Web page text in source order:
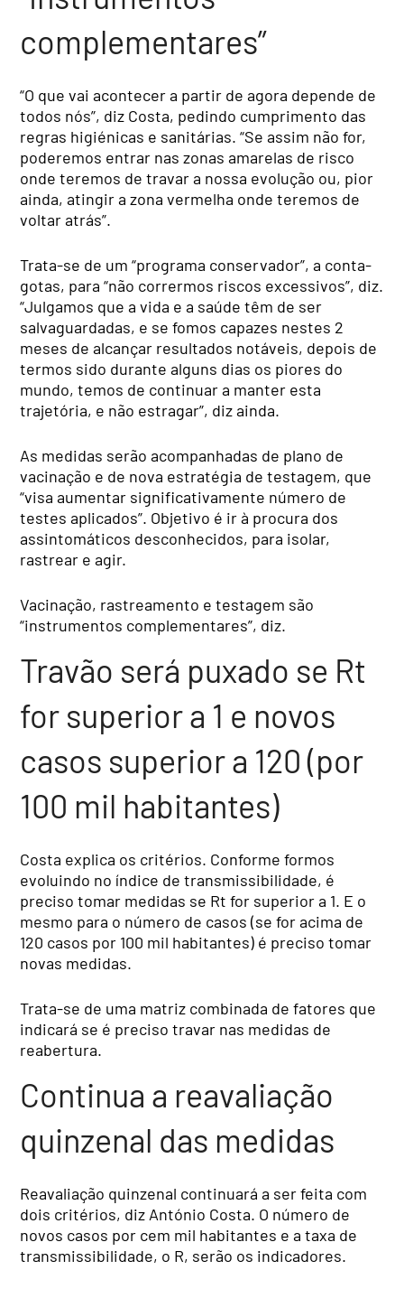
complementares”
“O que vai acontecer a partir de agora depende de
todos nós”, diz Costa, pedindo cumprimento das
regras higiénicas e sanitárias. “Se assim não for,
poderemos entrar nas zonas amarelas de risco
onde teremos de travar a nossa evolução ou, pior
ainda, atingir a zona vermelha onde teremos de
voltar atrás”.
Trata-se de um “programa conservador”, a conta-
gotas, para “não corrermos riscos excessivos”, diz.
“Julgamos que a vida e a saúde têm de ser
salvaguardadas, e se fomos capazes nestes 2
meses de alcançar resultados notáveis, depois de
termos sido durante alguns dias os piores do
mundo, temos de continuar a manter esta
trajetória, e não estragar”, diz ainda.
As medidas serão acompanhadas de plano de
vacinação e de nova estratégia de testagem, que
“visa aumentar significativamente número de
testes aplicados”. Objetivo é ir à procura dos
assintomáticos desconhecidos, para isolar,
rastrear e agir.
Vacinação, rastreamento e testagem são
“instrumentos complementares”, diz.
Travão será puxado se Rt
for superior a 1 e novos
casos superior a 120 (por
100 mil habitantes)
Costa explica os critérios. Conforme formos
evoluindo no índice de transmissibilidade, é
preciso tomar medidas se Rt for superior a 1. E o
mesmo para o número de casos (se for acima de
120 casos por 100 mil habitantes) é preciso tomar
novas medidas.
Trata-se de uma matriz combinada de fatores que
indicará se é preciso travar nas medidas de
reabertura.
Continua a reavaliação
quinzenal das medidas
Reavaliação quinzenal continuará a ser feita com
dois critérios, diz António Costa. O número de
novos casos por cem mil habitantes e a taxa de
transmissibilidade, o R, serão os indicadores.